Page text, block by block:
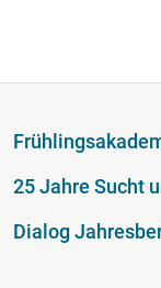
Fußzeile
25 Jahre Sucht
Dialog